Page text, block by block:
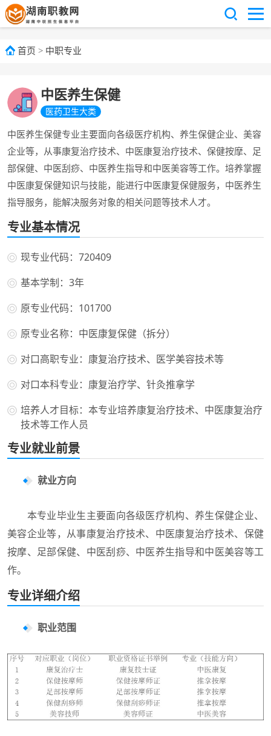
首页 > 中职专业
中医养生保健
医药卫生大类
中医养生保健专业主要面向各级医疗机构、养生保健企业、美容
企业等，从事康复治疗技术、中医康复治疗技术、保健按摩、足
部保健、中医刮痧、中医养生指导和中医美容等工作。培养掌握
中医康复保健知识与技能，能进行中医康复保健服务，中医养生
指导服务，能解决服务对象的相关问题等技术人才。
专业基本情况
现专业代码：720409
基本学制：3年
原专业代码：101700
原专业名称：中医康复保健（拆分）
对口高职专业：康复治疗技术、医学美容技术等
对口本科专业：康复治疗学、针灸推拿学
培养人才目标：本专业培养康复治疗技术、中医康复治疗
技术等工作人员
专业就业前景
就业方向
本专业毕业生主要面向各级医疗机构、养生保健企业、
美容企业等，从事康复治疗技术、中医康复治疗技术、保健
按摩、足部保健、中医刮痧、中医养生指导和中医美容等工
作。
专业详细介绍
职业范围